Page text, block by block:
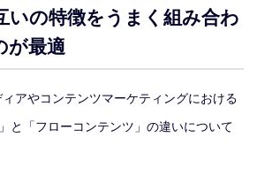
いの特徴をうまく組み合わ
が最適
アやコンテンツマーケティングにおける
と「フローコンテンツ」の違いについて